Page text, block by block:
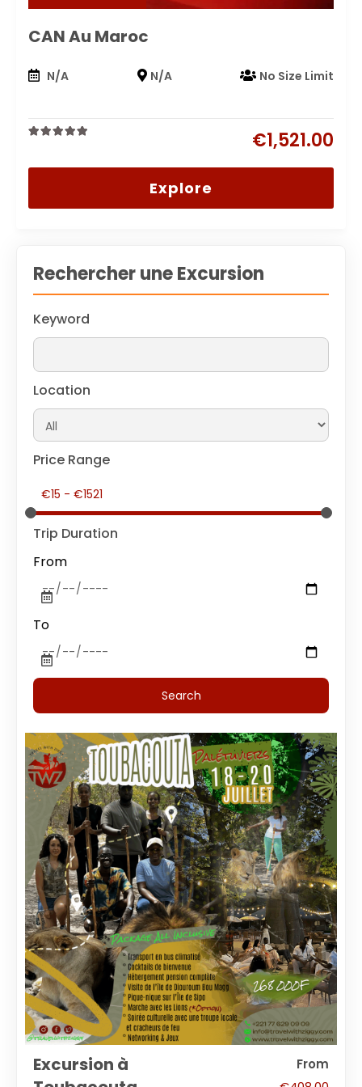
CAN Au Maroc
N/A N/A No Size Limit
€1,521.00
out
Explore
Rechercher une Excursion
Keyword
Location
Price Range
Trip Duration
From
To
Excursion à
From